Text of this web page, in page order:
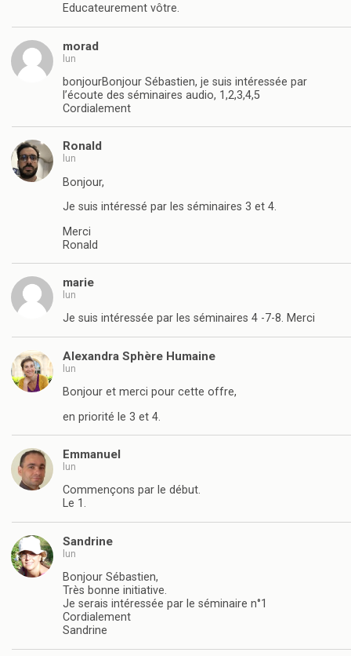
Educateurement vôtre.
morad
lun
bonjourBonjour Sébastien, je suis intéressée par
l’écoute des séminaires audio, 1,2,3,4,5
Cordialement
Ronald
lun
Bonjour,
Je suis intéressé par les séminaires 3 et 4.
Merci
Ronald
marie
lun
Je suis intéressée par les séminaires 4 -7-8. Merci
Alexandra Sphère Humaine
lun
Bonjour et merci pour cette offre,
en priorité le 3 et 4.
Emmanuel
lun
Commençons par le début.
Le 1.
Sandrine
lun
Bonjour Sébastien,
Très bonne initiative.
Je serais intéressée par le séminaire n°1
Cordialement
Sandrine